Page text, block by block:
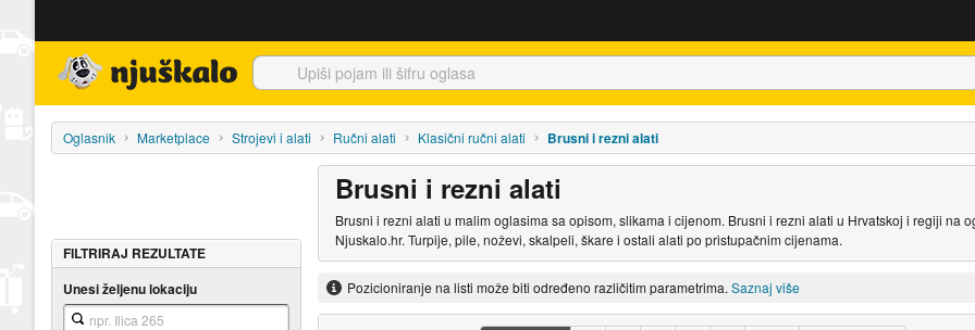
Oglasnik Marketplace Strojevi i alati Ručni alati Klasični ručni alati Brusni i rezni alati
Brusni i rezni alati
Brusni i rezni alati u malim oglasima sa opisom, slikama i cijenom. Brusni i rezni alati u Hrvatskoj i regiji na
Njuskalo.hr. Turpije, pile, noževi, skalpeli, škare i ostali alati po pristupačnim cijenama.
Pozicioniranje na listi može biti određeno različitim parametrima. Saznaj više
FILTRIRAJ REZULTATE
Unesi željenu lokaciju